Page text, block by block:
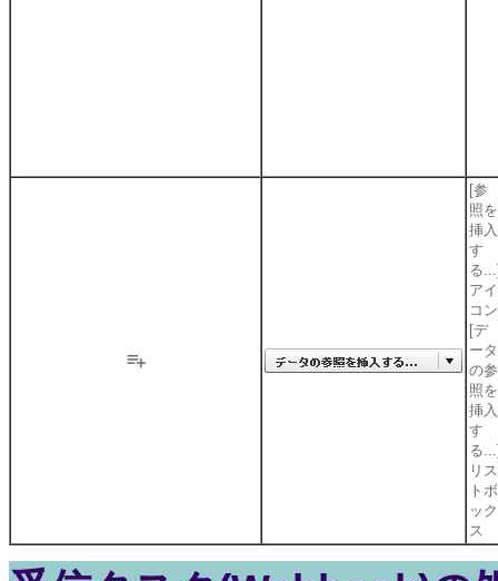
[参
照を
挿入
す
る
アイ
コン
[デ
ータ
の参
照を
挿入
す
る
リス
トボ
ック
ス